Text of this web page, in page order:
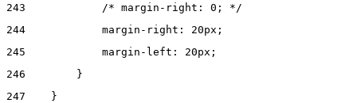
243
            /* margin-right: 0; */
244
            margin-right: 20px;
245
            margin-left: 20px;
246
        }
247
    }